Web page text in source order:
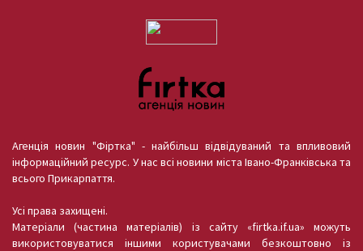
Агенція новин "Фіртка" - найбільш відвідуваний та впливовий
інформаційний ресурс. У нас всі новини міста Івано-Франківська та
всього Прикарпаття.
Усі права захищені.
Матеріали (частина матеріалів) із сайту «firtka.if.ua» можуть
використовуватися іншими користувачами безкоштовно із